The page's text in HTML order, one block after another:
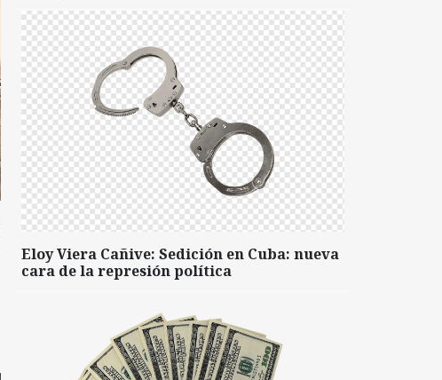
Eloy Viera Cañive: Sedición en Cuba: nueva
cara de la represión política